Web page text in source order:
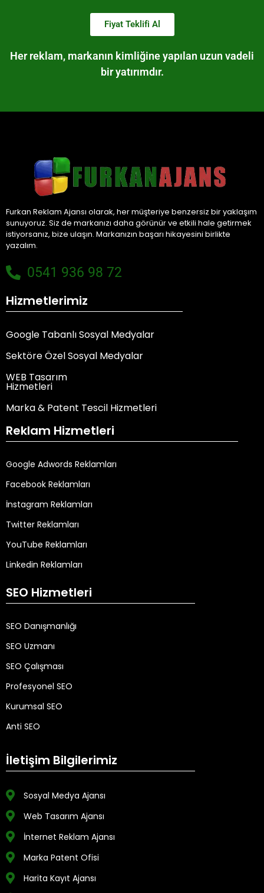
Fiyat Teklifi Al
Her reklam, markanın kimliğine yapılan uzun vadeli
bir yatırımdır.
Furkan Reklam Ajansı olarak, her müşteriye benzersiz bir yaklaşım
sunuyoruz. Siz de markanızı daha görünür ve etkili hale getirmek
istiyorsanız, bize ulaşın. Markanızın başarı hikayesini birlikte
yazalım.
0541 936 98 72
Hizmetlerimiz
Google Tabanlı Sosyal Medyalar
Sektöre Özel Sosyal Medyalar
WEB Tasarım
Hizmetleri
Marka & Patent Tescil Hizmetleri
Reklam Hizmetleri
Google Adwords Reklamları
Facebook Reklamları
İnstagram Reklamları
Twitter Reklamları
YouTube Reklamları
Linkedin Reklamları
SEO Hizmetleri
SEO Danışmanlığı
SEO Uzmanı
SEO Çalışması
Profesyonel SEO
Kurumsal SEO
Anti SEO
İletişim Bilgilerimiz
Sosyal Medya Ajansı
Web Tasarım Ajansı
İnternet Reklam Ajansı
Marka Patent Ofisi
Harita Kayıt Ajansı